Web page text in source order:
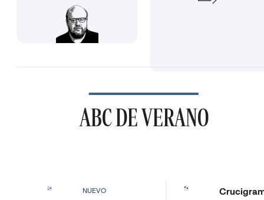
ABC DE VERANO
NUEVO